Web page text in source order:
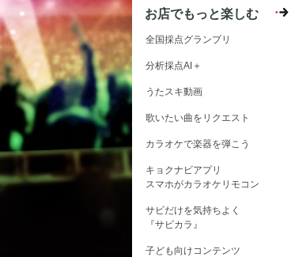
お店でもっと楽しむ
全国採点グランプリ
分析採点AI＋
うたスキ動画
歌いたい曲をリクエスト
カラオケで楽器を弾こう
キョクナビアプリ
スマホがカラオケリモコン
サビだけを気持ちよく
『サビカラ』
子ども向けコンテンツ